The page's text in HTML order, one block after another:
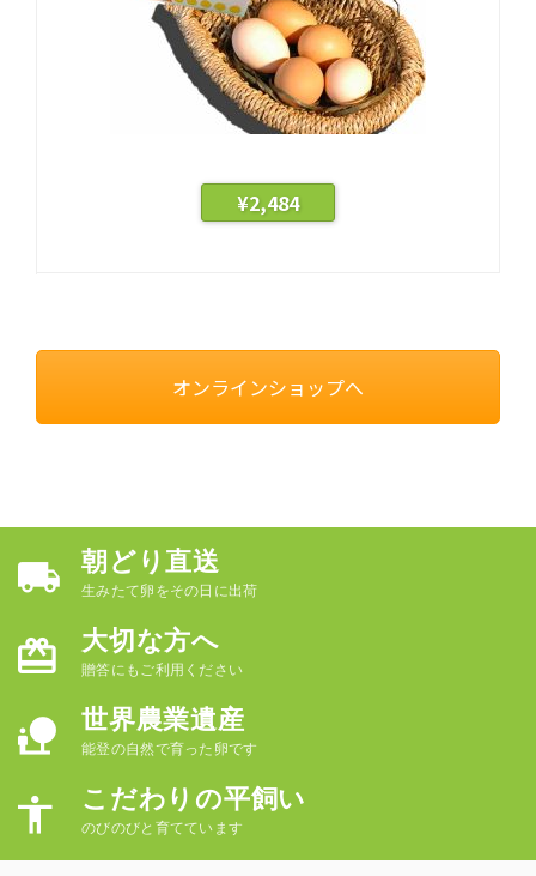
¥2,484
オンラインショップへ
朝どり直送
生みたて卵をその日に出荷
大切な方へ
贈答にもご利用ください
世界農業遺産
能登の自然で育った卵です
こだわりの平飼い
のびのびと育てています